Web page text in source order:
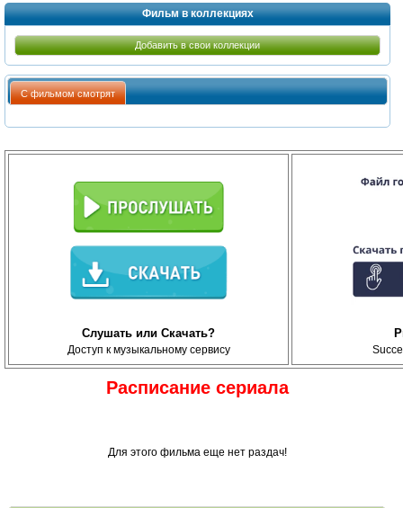
Фильм в коллекциях
Добавить в свои коллекции
С фильмом смотрят
Слушать или Скачать?
Доступ к музыкальному сервису
Расписание сериала
Для этого фильма еще нет раздач!